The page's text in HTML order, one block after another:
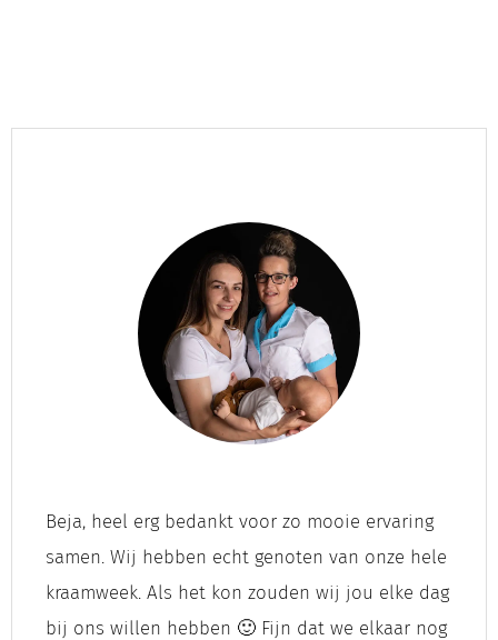
Beja, heel erg bedankt voor zo mooie ervaring
samen. Wij hebben echt genoten van onze hele
kraamweek. Als het kon zouden wij jou elke dag
bij ons willen hebben 🙂 Fijn dat we elkaar nog